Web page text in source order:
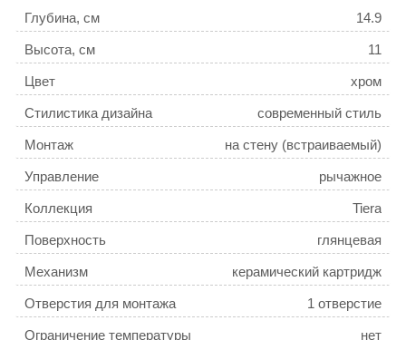
Глубина, см 14.9
Высота, см 11
Цвет хром
Стилистика дизайна современный стиль
Монтаж на стену (встраиваемый)
Управление рычажное
Коллекция Tiera
Поверхность глянцевая
Механизм керамический картридж
Отверстия для монтажа 1 отверстие
Ограничение температуры нет